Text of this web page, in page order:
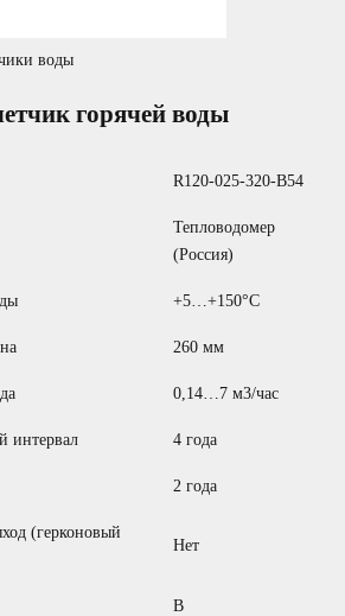
воды
горячей воды
R120-025-320-B54
Тепловодомер
(Россия)
+5…+150°С
260 мм
0,14…7 м3/час
интервал 4 года
2 года
(герконовый
Нет
B